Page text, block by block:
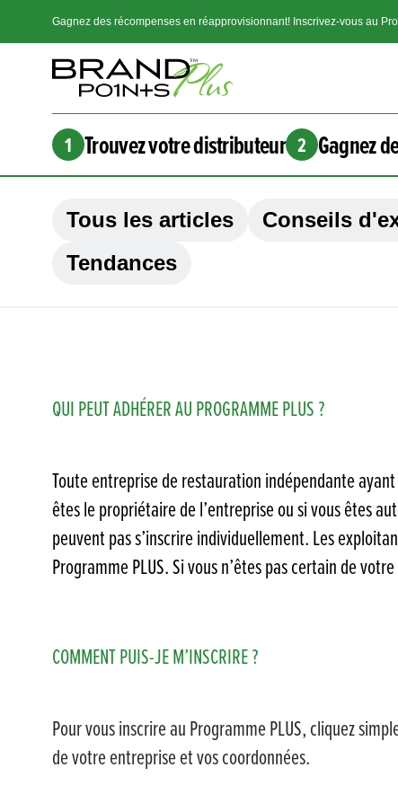
Gagnez des récompenses en réapprovisionnant! Inscrivez-vous au
1 Trouvez votre distributeur 2 Gagnez
Tous les articles Conseils
Tendances
QUI PEUT ADHÉRER AU PROGRAMME PLUS ?
Toute entreprise de restauration indépendante
êtes le propriétaire de l’entreprise ou si vous êtes
peuvent pas s’inscrire individuellement. Les
Programme PLUS. Si vous n’êtes pas certain de
COMMENT PUIS-JE M’INSCRIRE ?
Pour vous inscrire au Programme PLUS, cliquez
de votre entreprise et vos coordonnées.